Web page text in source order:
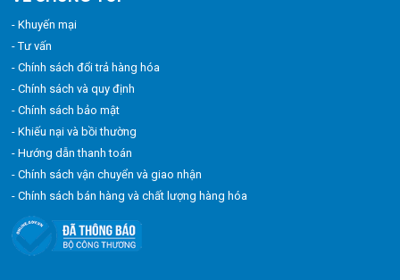
- Khuyến mại
- Tư vấn
- Chính sách đổi trả hàng hóa
- Chính sách và quy định
- Chính sách bảo mật
- Khiếu nại và bồi thường
- Hướng dẫn thanh toán
- Chính sách vận chuyển và giao nhận
- Chính sách bán hàng và chất lượng hàng hóa